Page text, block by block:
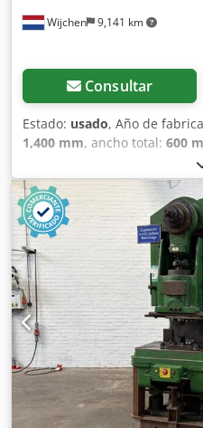
Wijchen 9,141 km
Consultar
Estado: usado, Año de
1,400 mm, ancho total: 600
Color: Azul Peso en vacío:
- Documentación disponible:
Certificado CE: No - Número
Convencional - Modelo de
Chjdpfxszry H Ej Aglsa - Tipo
Fuerza de prensado
[mm]: 0 - Carrera máxima
[mm]: 695 - Ancho de la
[mm]: 60 - Altura máxima de
de altura [mm]: 830 -
mm x 600 mm x 2180 mm
transporte [kg]: 280 kg -
[unidades]: 1 Información
no incluye el IVA. IVA/